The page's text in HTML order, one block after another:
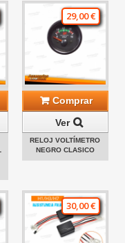
29,00 €
Comprar
Ver
RELOJ VOLTÍMETRO
NEGRO CLASICO
30,00 €